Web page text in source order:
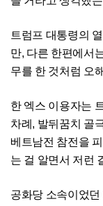
트럼프 대통령의
만, 다른 한편에서
무를 한 것처럼 오
한 엑스 이용자는
차례, 발뒤꿈치 골
베트남전 참전을
는 걸 알면서 저런
공화당 소속이었